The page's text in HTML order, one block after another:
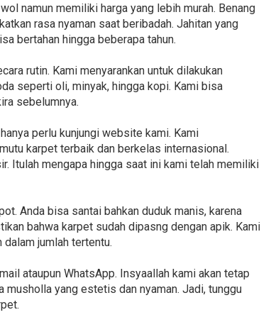
namun memiliki harga yang lebih murah. Benang
rasa nyaman saat beribadah. Jahitan yang
bertahan hingga beberapa tahun.
rutin. Kami menyarankan untuk dilakukan
seperti oli, minyak, hingga kopi. Kami bisa
sebelumnya.
perlu kunjungi website kami. Kami
karpet terbaik dan berkelas internasional.
Itulah mengapa hingga saat ini kami telah memiliki
Anda bisa santai bahkan duduk manis, karena
bahwa karpet sudah dipasng dengan apik. Kami
jumlah tertentu.
ataupun WhatsApp. Insyaallah kami akan tetap
yang estetis dan nyaman. Jadi, tunggu